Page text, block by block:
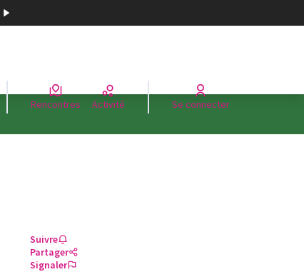
Rencontres Activité Se connecter
Suivre
Partager
Signaler